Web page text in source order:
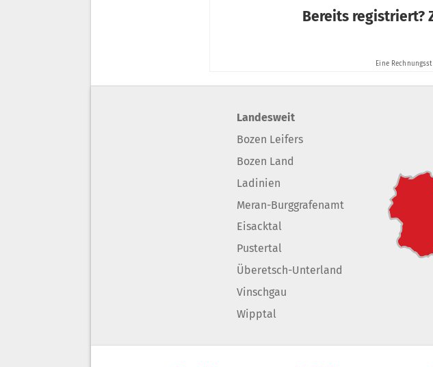
Landesweit
Bozen Leifers
Bozen Land
Ladinien
Meran-Burggrafenamt
Eisacktal
Pustertal
Überetsch-Unterland
Vinschgau
Wipptal